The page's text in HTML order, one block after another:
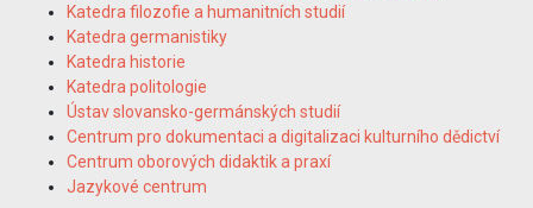
Katedra filozofie a humanitních studií
Katedra germanistiky
Katedra historie
Katedra politologie
Ústav slovansko-germánských studií
Centrum pro dokumentaci a digitalizaci kulturního dědictví
Centrum oborových didaktik a praxí
Jazykové centrum